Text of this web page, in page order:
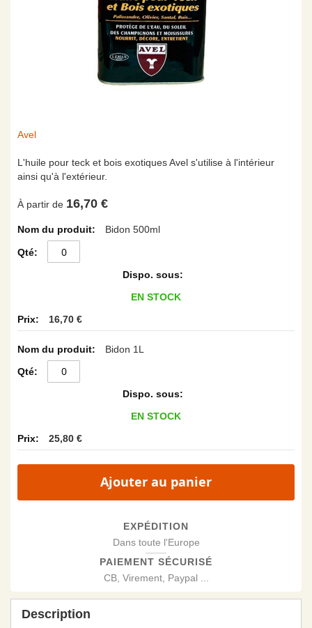
Avel
L'huile pour teck et bois exotiques Avel s'utilise à l'intérieur
ainsi qu'à l'extérieur.
À partir de 16,70 €
Articles
produit
groupé
Bidon 500ml
EN STOCK
16,70 €
Bidon 1L
EN STOCK
25,80 €
Ajouter au panier
EXPÉDITION
Dans toute l'Europe
PAIEMENT SÉCURISÉ
CB, Virement, Paypal ...
Skip
the
beginning
the
gallery
Description